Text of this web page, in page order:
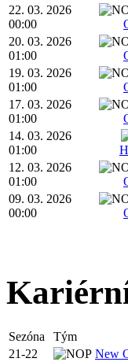
22. 03. 2026
00:00
20. 03. 2026
01:00
19. 03. 2026
01:00
17. 03. 2026
01:00
14. 03. 2026
01:00
12. 03. 2026
01:00
09. 03. 2026
00:00
Sezóna Tým
21-22
New